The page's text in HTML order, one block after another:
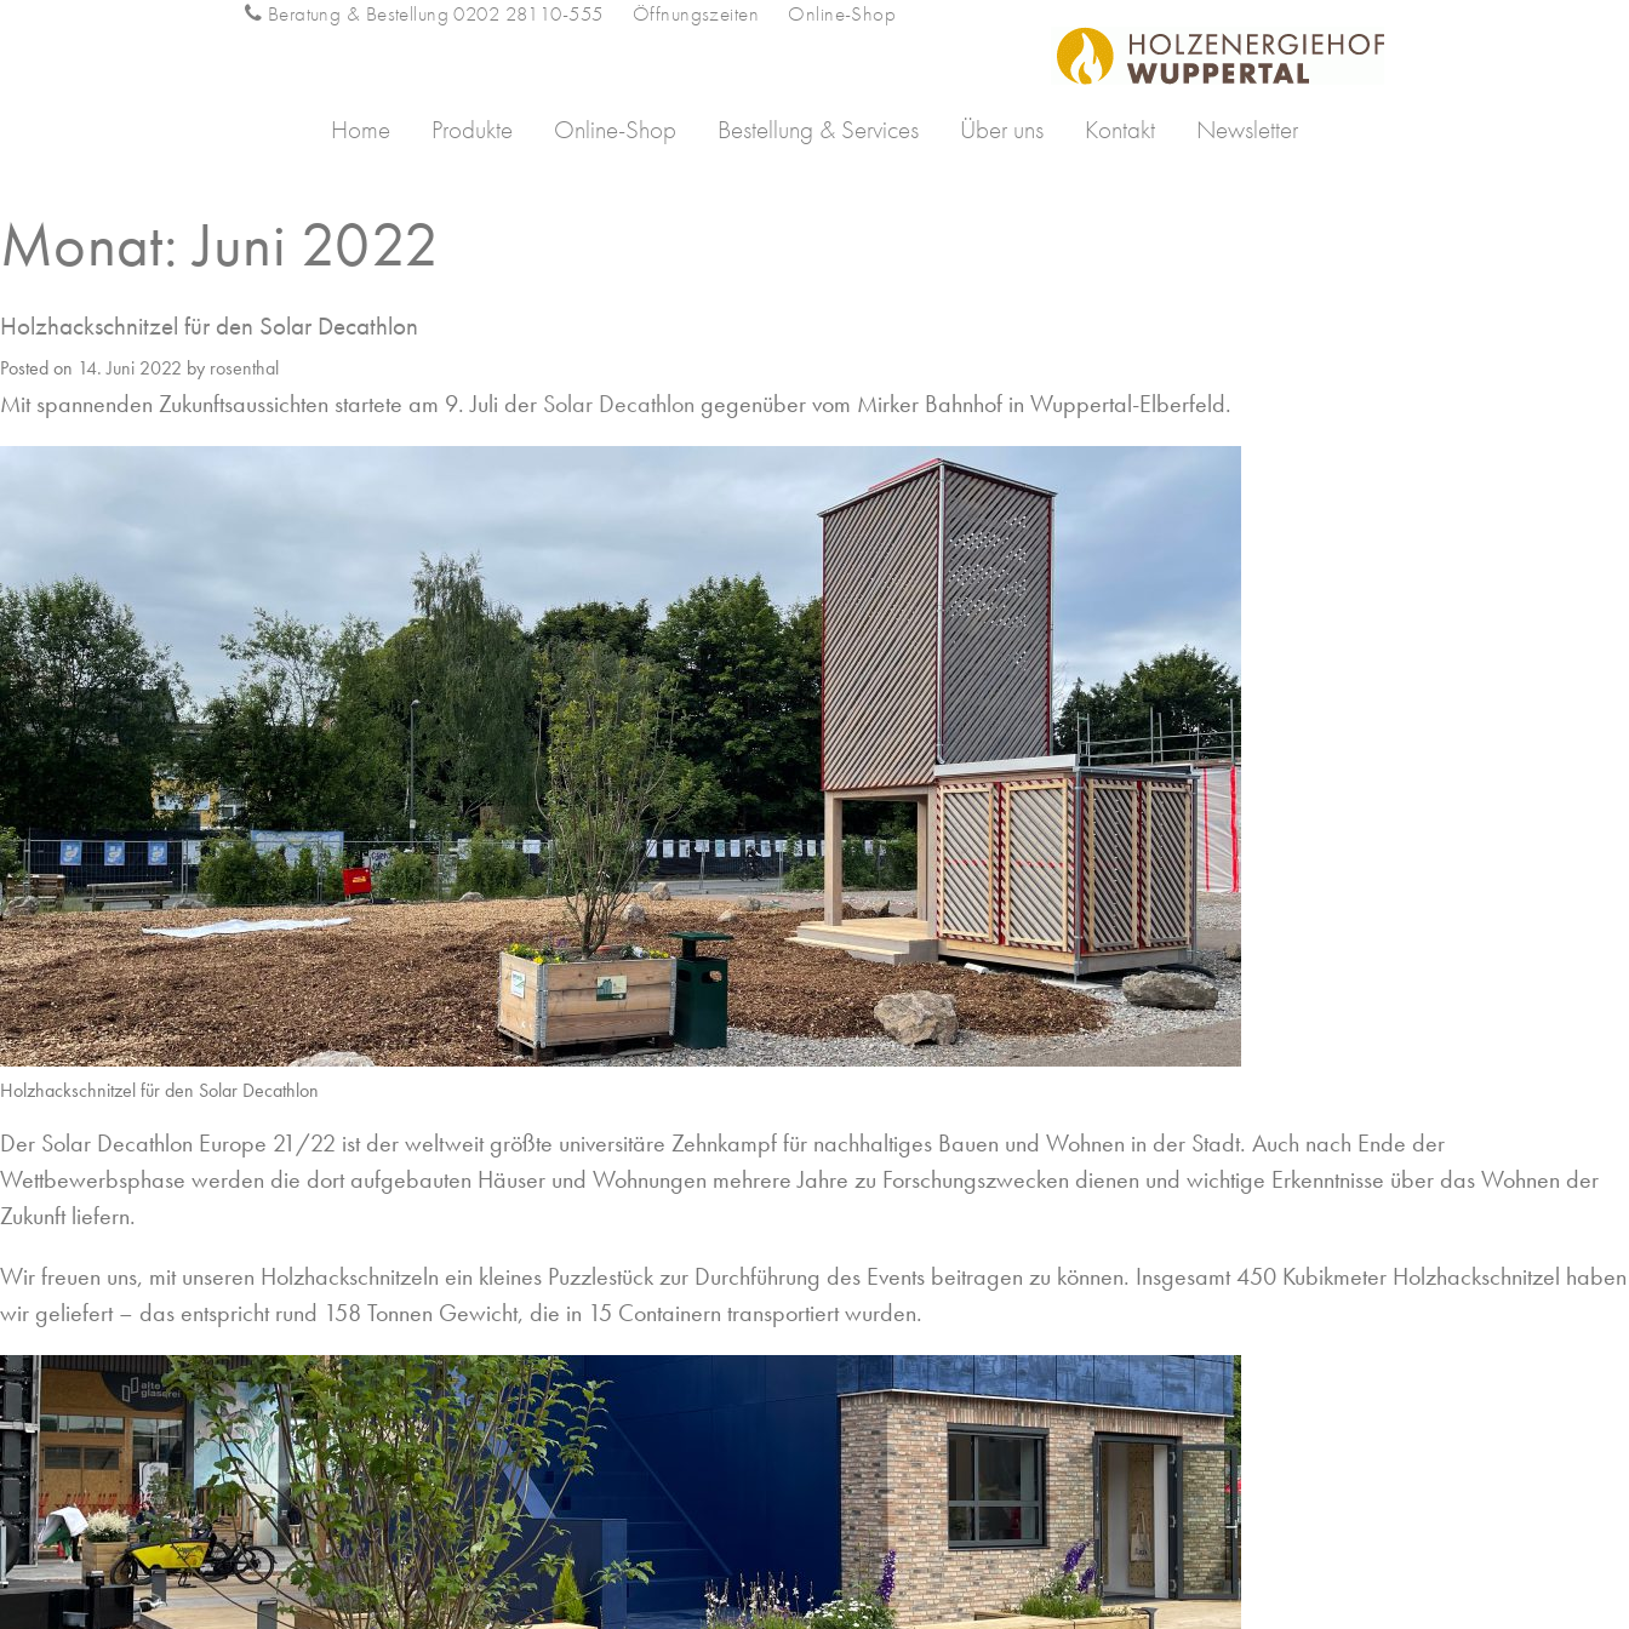
Beratung & Bestellung 0202 28110-555 Öffnungszeiten Online-Shop
Home Produkte Online-Shop Bestellung & Services Über uns Kontakt Newsletter
Monat:Juni 2022
Holzhackschnitzel für den Solar Decathlon
Posted on 14. Juni 2022 by rosenthal
Mit spannenden Zukunftsaussichten startete am 9. Juli der Solar Decathlon gegenüber vom Mirker Bahnhof in Wuppertal-Elberfeld.
Holzhackschnitzel für den Solar Decathlon
Der Solar Decathlon Europe 21/22 ist der weltweit größte universitäre Zehnkampf für nachhaltiges Bauen und Wohnen in der Stadt. Auch nach Ende der
Wettbewerbsphase werden die dort aufgebauten Häuser und Wohnungen mehrere Jahre zu Forschungszwecken dienen und wichtige Erkenntnisse über das Wohnen der
Zukunft liefern.
Wir freuen uns, mit unseren Holzhackschnitzeln ein kleines Puzzlestück zur Durchführung des Events beitragen zu können. Insgesamt 450 Kubikmeter Holzhackschnitzel haben
wir geliefert – das entspricht rund 158 Tonnen Gewicht, die in 15 Containern transportiert wurden.